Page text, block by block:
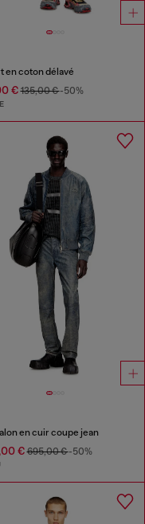
en coton délavé
€135,00 €-50%
en cuir coupe jean
€695,00 €-50%